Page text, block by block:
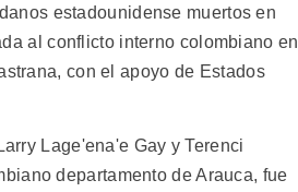
estadounidense muertos en
al conflicto interno colombiano en
con el apoyo de Estados
Lage'ena'e Gay y Terenci
departamento de Arauca, fue